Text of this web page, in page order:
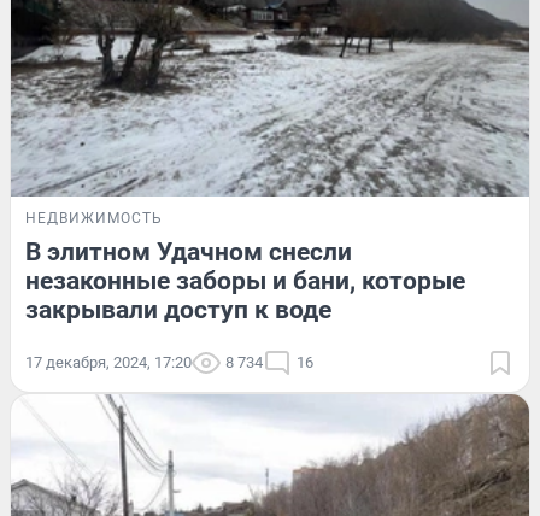
НЕДВИЖИМОСТЬ
В элитном Удачном снесли
незаконные заборы и бани, которые
закрывали доступ к воде
17 декабря, 2024, 17:20 8 734 16